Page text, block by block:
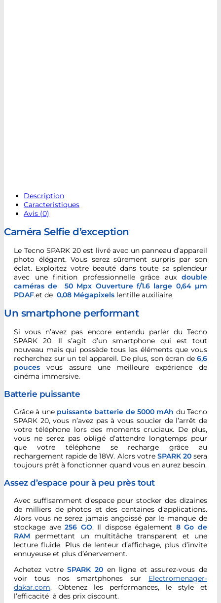
Description
Caracteristiques
Avis (0)
Caméra Selfie d’exception
Le Tecno SPARK 20 est livré avec un panneau d’appareil
photo élégant. Vous serez sûrement surpris par son
éclat. Exploitez votre beauté dans toute sa splendeur
avec une finition professionnelle grâce aux double
caméras de 50 Mpx Ouverture f/1.6 large 0,64 µm
PDAF.et de 0,08 Mégapixels lentille auxiliaire
Un smartphone performant
Si vous n’avez pas encore entendu parler du Tecno
SPARK 20. Il s’agit d’un smartphone qui est tout
nouveau mais qui possède tous les éléments que vous
recherchez sur un tel appareil. De plus, son écran de 6,6
pouces vous assure une meilleure expérience de
cinéma immersive.
Batterie puissante
Grâce à une puissante batterie de 5000 mAh du Tecno
SPARK 20, vous n’avez pas à vous soucier de l’arrêt de
votre téléphone lors des moments cruciaux. De plus,
vous ne serez pas obligé d’attendre longtemps pour
que votre téléphone se recharge grâce au
rechargement rapide de 18W. Alors votre SPARK 20sera
toujours prêt à fonctionner quand vous en aurez besoin.
Assez d’espace pour à peu près tout
Avec suffisamment d’espace pour stocker des dizaines
de milliers de photos et des centaines d’applications.
Alors vous ne serez jamais angoissé par le manque de
stockage ave256 GO. Il dispose également 8 Go de
RAM permettant un multitâche transparent et une
lecture fluide. Plus de lenteur d’affichage, plus d’invite
ennuyeuse et plus d’énervement.
Achetez votreSPARK 20en ligne et assurez-vous de
voir tous nos smartphones sur Electromenager-
dakar.com. Obtenez les performances, le style et
l’efficacité à des prix discount.